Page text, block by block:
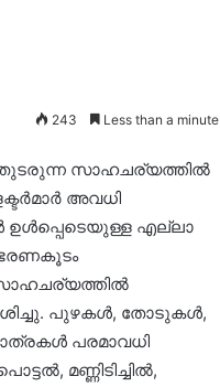
243 Less than a minute
തുടരുന്ന സാഹചര്യത്തിൽ
അവധി
എല്ലാ
ഭരണകൂടം
സാഹചര്യത്തിൽ
പുഴകൾ, തോടുകൾ,
പരമാവധി
മണ്ണിടിച്ചിൽ,